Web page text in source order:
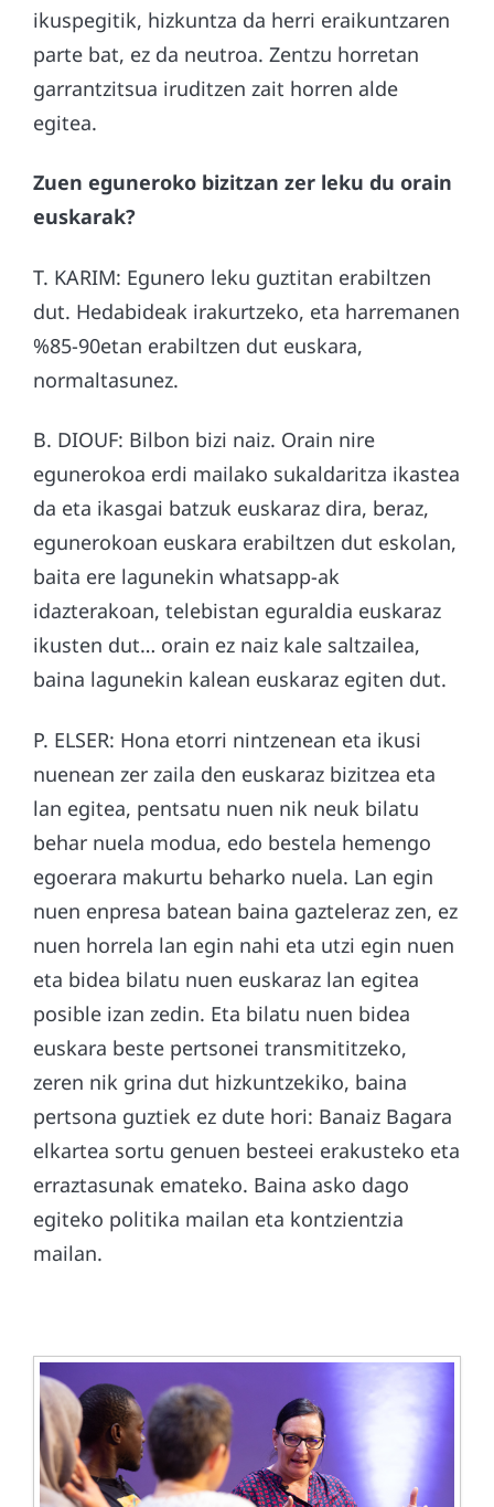
ikuspegitik, hizkuntza da herri eraikuntzaren
parte bat, ez da neutroa. Zentzu horretan
garrantzitsua iruditzen zait horren alde
egitea.
Zuen eguneroko bizitzan zer leku du orain
euskarak?
T. KARIM: Egunero leku guztitan erabiltzen
dut. Hedabideak irakurtzeko, eta harremanen
%85-90etan erabiltzen dut euskara,
normaltasunez.
B. DIOUF: Bilbon bizi naiz. Orain nire
egunerokoa erdi mailako sukaldaritza ikastea
da eta ikasgai batzuk euskaraz dira, beraz,
egunerokoan euskara erabiltzen dut eskolan,
baita ere lagunekin whatsapp-ak
idazterakoan, telebistan eguraldia euskaraz
ikusten dut… orain ez naiz kale saltzailea,
baina lagunekin kalean euskaraz egiten dut.
P. ELSER: Hona etorri nintzenean eta ikusi
nuenean zer zaila den euskaraz bizitzea eta
lan egitea, pentsatu nuen nik neuk bilatu
behar nuela modua, edo bestela hemengo
egoerara makurtu beharko nuela. Lan egin
nuen enpresa batean baina gazteleraz zen, ez
nuen horrela lan egin nahi eta utzi egin nuen
eta bidea bilatu nuen euskaraz lan egitea
posible izan zedin. Eta bilatu nuen bidea
euskara beste pertsonei transmititzeko,
zeren nik grina dut hizkuntzekiko, baina
pertsona guztiek ez dute hori: Banaiz Bagara
elkartea sortu genuen besteei erakusteko eta
erraztasunak emateko. Baina asko dago
egiteko politika mailan eta kontzientzia
mailan.